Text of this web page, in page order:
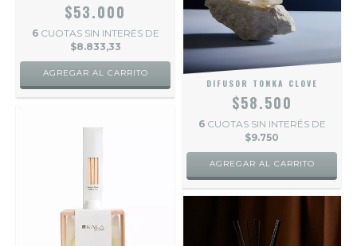
$53.000
6 CUOTAS SIN INTERÉS DE
$8.833,33
DIFUSOR TONKA CLOVE
$58.500
6 CUOTAS SIN INTERÉS DE
$9.750